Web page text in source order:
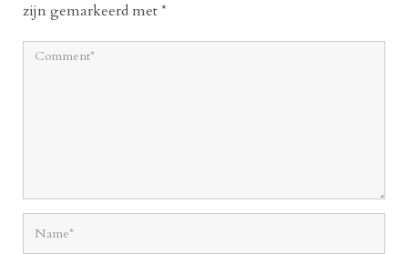
zijn gemarkeerd met*